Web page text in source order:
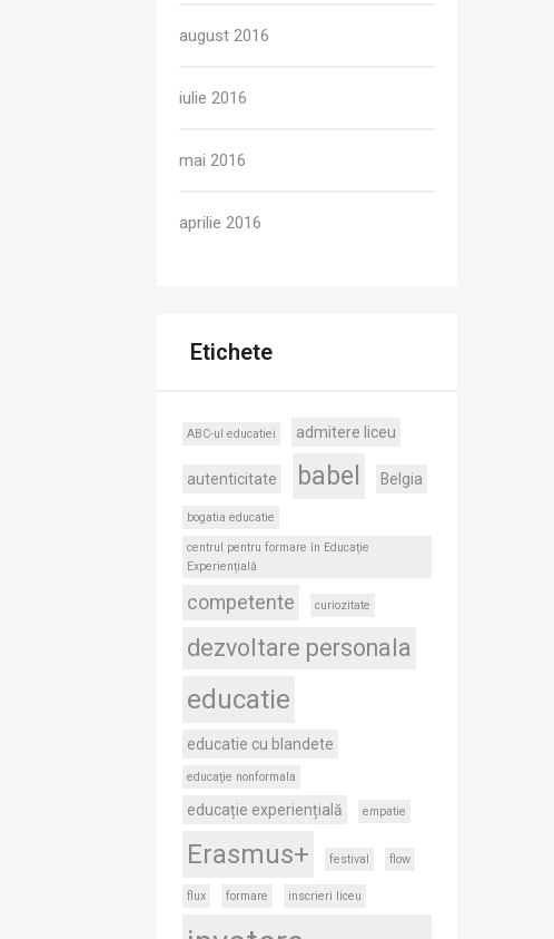
august 2016
iulie 2016
mai 2016
aprilie 2016
Etichete
ABC-ul educatiei admitere liceu
autenticitate babel Belgia
bogatia educatie
centrul pentru formare în Educație
Experiențială
competente curiozitate
dezvoltare personala
educatie
educatie cu blandete
educaţie nonformala
educație experiențială empatie
Erasmus+ festival flow
flux formare inscrieri liceu